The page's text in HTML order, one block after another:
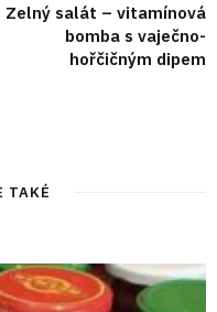
Zelný salát – vitamínová
bomba s vaječno-
hořčičným dipem
TAKÉ